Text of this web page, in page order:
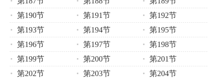
第190节
第191节
第192节
第193节
第194节
第195节
第196节
第197节
第198节
第199节
第200节
第201节
第202节
第203节
第204节